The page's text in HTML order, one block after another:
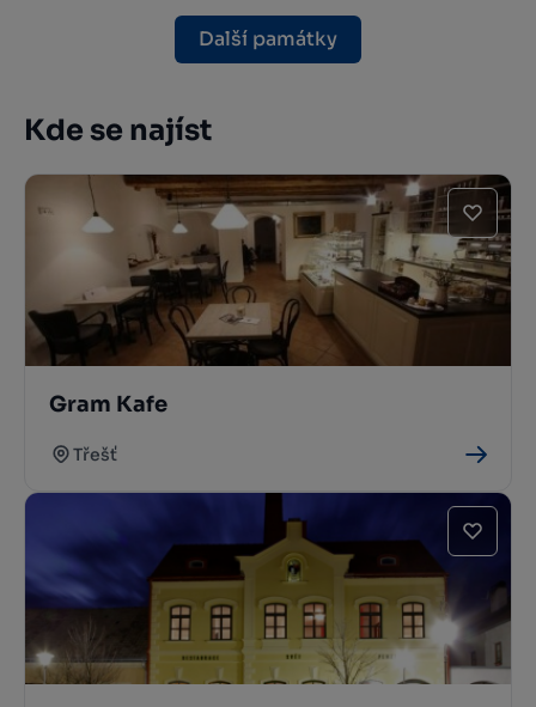
Další památky
Kde se najíst
Gram Kafe
Třešť